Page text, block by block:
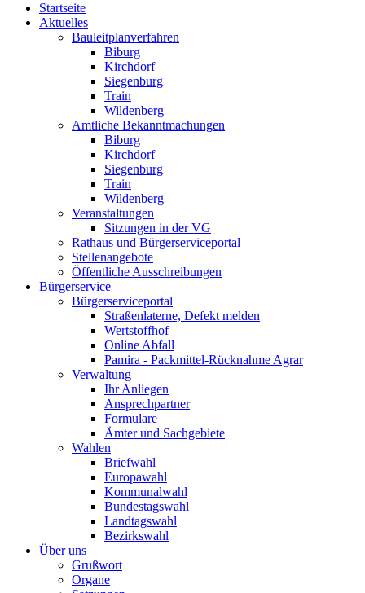
Startseite
Aktuelles
Bauleitplanverfahren
Biburg
Kirchdorf
Siegenburg
Train
Wildenberg
Amtliche Bekanntmachungen
Biburg
Kirchdorf
Siegenburg
Train
Wildenberg
Veranstaltungen
Sitzungen in der VG
Rathaus und Bürgerserviceportal
Stellenangebote
Öffentliche Ausschreibungen
Bürgerservice
Bürgerserviceportal
Straßenlaterne, Defekt melden
Wertstoffhof
Online Abfall
Pamira - Packmittel-Rücknahme Agrar
Verwaltung
Ihr Anliegen
Ansprechpartner
Formulare
Ämter und Sachgebiete
Wahlen
Briefwahl
Europawahl
Kommunalwahl
Bundestagswahl
Landtagswahl
Bezirkswahl
Über uns
Grußwort
Organe